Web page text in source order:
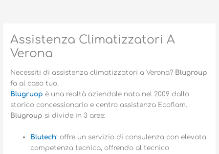
Assistenza Climatizzatori A
Verona
Necessiti di assistenza climatizzatori a Verona? Blugroup
fa al caso tuo.
Blugruop è una realtà aziendale nata nel 2009 dallo
storico concessionario e centro assistenza Ecoflam.
Blugroup si divide in 3 aree:
Blutech: offre un servizio di consulenza con elevata
competenza tecnica, offrendo al tecnico